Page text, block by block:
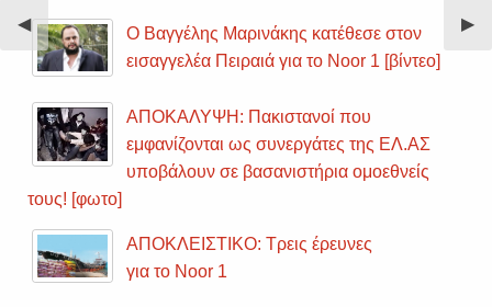
Previous
Slide
◀︎ ▶︎
Ο Βαγγέλης Μαρινάκης κατέθεσε στον
εισαγγελέα Πειραιά για το Noor 1 [βίντεο]
ΑΠΟΚΑΛΥΨΗ: Πακιστανοί που
εμφανίζονται ως συνεργάτες της ΕΛ.ΑΣ
υποβάλουν σε βασανιστήρια ομοεθνείς
τους! [φωτο]
ΑΠΟΚΛΕΙΣΤΙΚΟ: Τρεις έρευνες
για το Noor 1